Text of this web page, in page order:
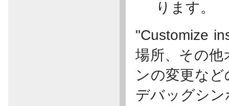
ります。
"Customize
場所、その
ンの変更な
デバッグシ